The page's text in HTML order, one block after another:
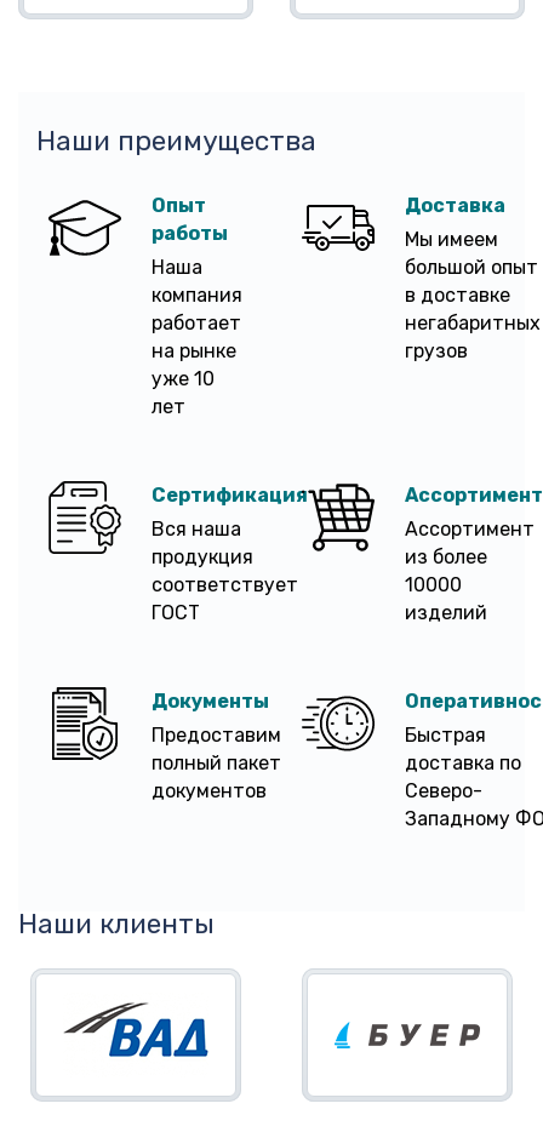
Наши преимущества
Опыт
работы
Наша
компания
работает
на рынке
уже 10
лет
Доставка
Мы имеем
большой опыт
в доставке
негабаритных
грузов
Сертификация
Вся наша
продукция
соответствует
ГОСТ
Ассортимент
Ассортимент
из более
10000
изделий
Документы
Предоставим
полный пакет
документов
Быстрая
доставка по
Северо-
Западному
Наши клиенты